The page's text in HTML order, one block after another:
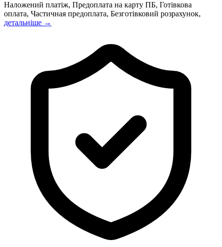
Наложений платіж, Предоплата на карту ПБ, Готівкова
оплата, Частичная предоплата, Безготівковий розрахунок,
детальніше →